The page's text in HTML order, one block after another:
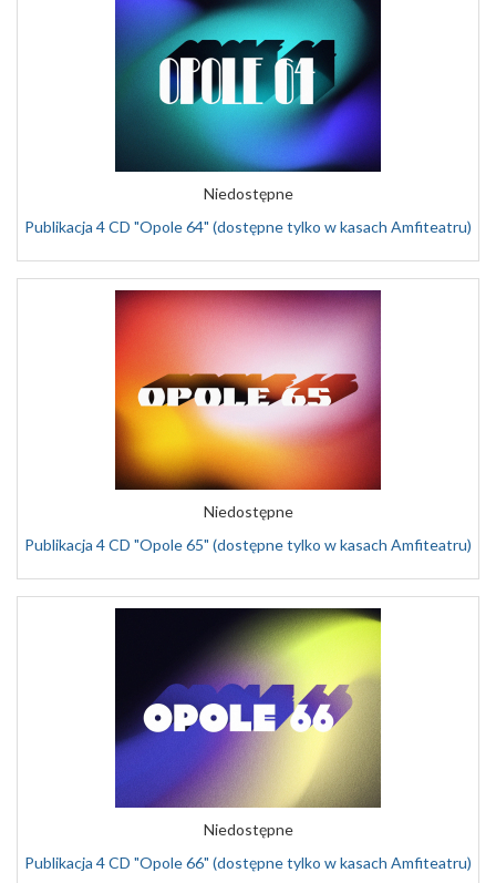
Niedostępne
Publikacja 4 CD "Opole 64" (dostępne tylko w kasach Amfiteatru)
Niedostępne
Publikacja 4 CD "Opole 65" (dostępne tylko w kasach Amfiteatru)
Niedostępne
Publikacja 4 CD "Opole 66" (dostępne tylko w kasach Amfiteatru)